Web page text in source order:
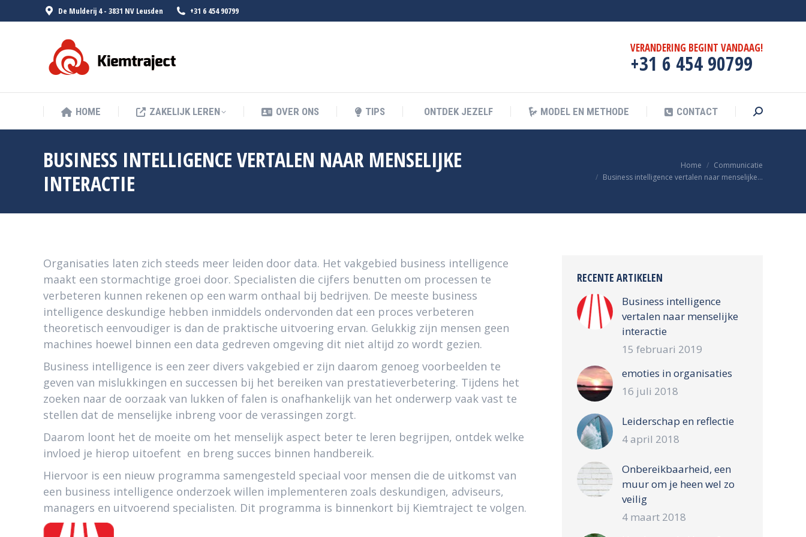
De Mulderij 4 - 3831 NV Leusden +31 6 454 90799
VERANDERING BEGINT VANDAAG!
+31 6 454 90799
HOME ZAKELIJK LEREN OVER ONS TIPS ONTDEK JEZELF MODEL EN METHODE CONTACT Search:
BUSINESS INTELLIGENCE VERTALEN NAAR MENSELIJKE
INTERACTIE
Home
Communicatie
Business intelligence vertalen naar menselijke…
Organisaties laten zich steeds meer leiden door data. Het vakgebied business intelligence
maakt een stormachtige groei door. Specialisten die cijfers benutten om processen te
verbeteren kunnen rekenen op een warm onthaal bij bedrijven. De meeste business
intelligence deskundige hebben inmiddels ondervonden dat een proces verbeteren
theoretisch eenvoudiger is dan de praktische uitvoering ervan. Gelukkig zijn mensen geen
machines hoewel binnen een data gedreven omgeving dit niet altijd zo wordt gezien.
Business intelligence is een zeer divers vakgebied er zijn daarom genoeg voorbeelden te
geven van mislukkingen en successen bij het bereiken van prestatieverbetering. Tijdens het
zoeken naar de oorzaak van lukken of falen is onafhankelijk van het onderwerp vaak vast te
stellen dat de menselijke inbreng voor de verassingen zorgt.
Daarom loont het de moeite om het menselijk aspect beter te leren begrijpen, ontdek welke
invloed je hierop uitoefent en breng succes binnen handbereik.
Hiervoor is een nieuw programma samengesteld speciaal voor mensen die de uitkomst van
een business intelligence onderzoek willen implementeren zoals deskundigen, adviseurs,
managers en uitvoerend specialisten. Dit programma is binnenkort bij Kiemtraject te volgen.
RECENTE ARTIKELEN
Business intelligence
vertalen naar menselijke
interactie
15 februari 2019
emoties in organisaties
16 juli 2018
Leiderschap en reflectie
4 april 2018
Onbereikbaarheid, een
muur om je heen wel zo
veilig
4 maart 2018
HOME ZAKELIJK LEREN OVER ONS TIPS ONTDEK JEZELF MODEL EN METHODE CONTACT Search: